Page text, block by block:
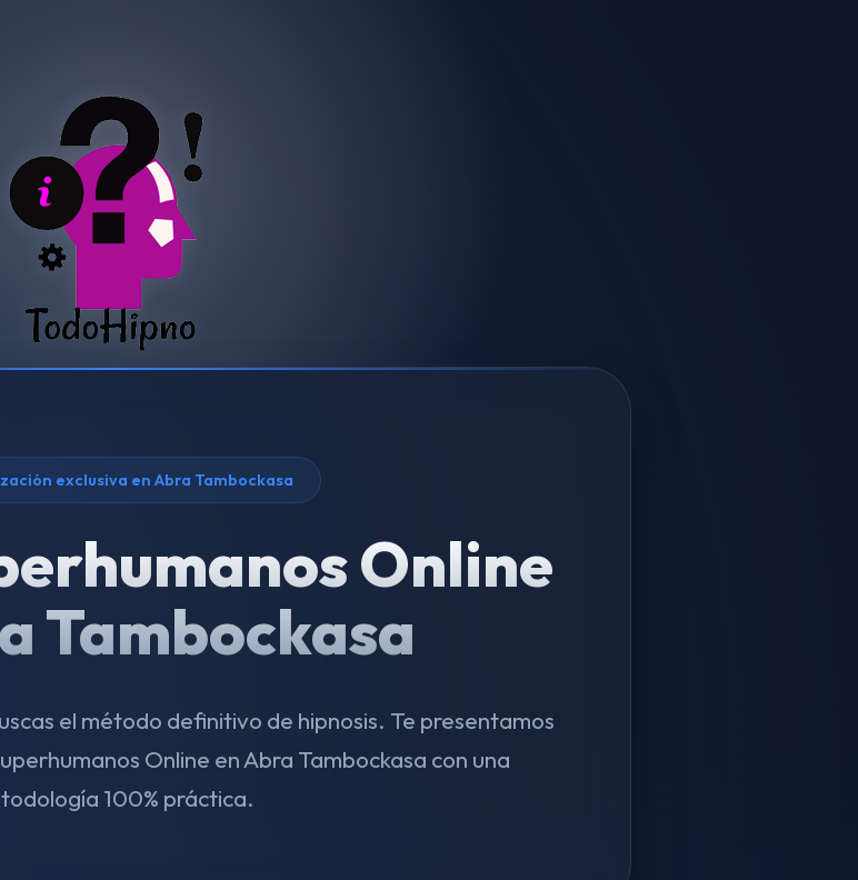
exclusiva en Abra Tambockasa
Online
Tambockasa
el método definitivo de hipnosis. Te presentamos
Online en Abra Tambockasa con una
100% práctica.